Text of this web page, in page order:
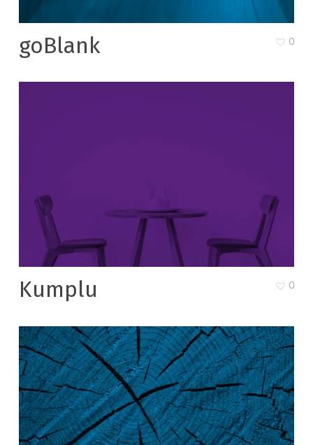
goBlank 0
Kumplu 0